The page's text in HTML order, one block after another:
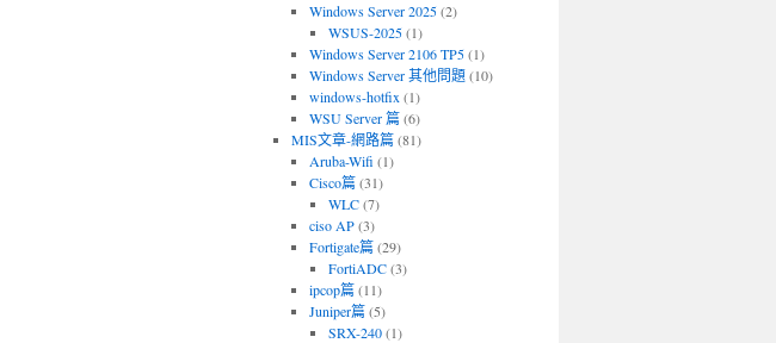
Windows Server 2025(2)
WSUS-2025(1)
Windows Server 2106 TP5(1)
Windows Server 其他問題(10)
windows-hotfix (1)
WSU Server 篇(6)
MIS文章-網路篇(81)
Aruba-Wifi (1)
Cisco篇(31)
WLC(7)
ciso AP(3)
Fortigate篇(29)
FortiADC(3)
ipcop篇(11)
Juniper篇(5)
SRX-240(1)